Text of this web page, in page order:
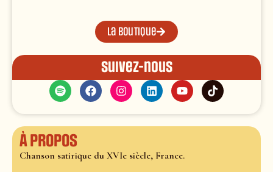
La boutique
Suivez-nous
À propos
Chanson satirique du XVIe siècle, France.